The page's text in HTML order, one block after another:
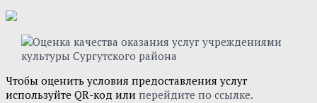
Чтобы оценить условия предоставления услуг
используйте QR-код или перейдите по ссылке.